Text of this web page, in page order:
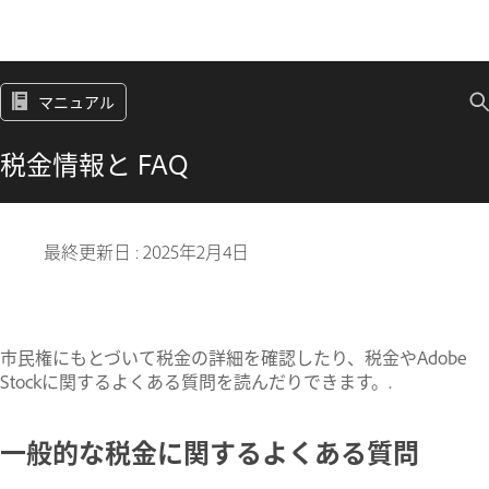
マニュアル
税金情報と FAQ
最終更新日 :2025年2月4日
市民権にもとづいて税金の詳細を確認したり、税金やAdobe
Stockに関するよくある質問を読んだりできます。.
一般的な税金に関するよくある質問